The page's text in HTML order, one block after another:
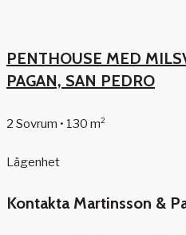
PENTHOUSE MED
PAGAN, SAN PEDRO
2 Sovrum • 130 m²
Lägenhet
Kontakta Martinsson &